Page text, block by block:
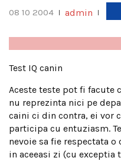
08 10 2004 admin
Test IQ canin
Aceste teste pot fi facute
nu reprezinta nici pe
caini ci din contra, ei vor
participa cu entuziasm.
nevoie sa fie respectata
in aceeasi zi (cu exceptia